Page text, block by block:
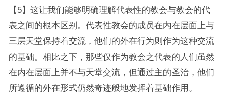
【5】这让我们能够明确理解代表性的教会与教会的代
表之间的根本区别。代表性教会的成员在内在层面上与
三层天堂保持着交流，他们的外在行为则作为这种交流
的基础。相比之下，那些仅作为教会之代表的人们虽然
在内在层面上并不与天堂交流，但通过主的圣治，他们
所遵循的外在形式仍然奇迹般地发挥着基础作用。